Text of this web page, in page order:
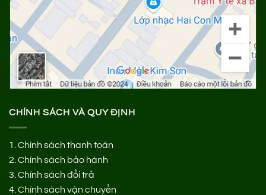
CHÍNH SÁCH VÀ QUY ĐỊNH
1. Chính sách thanh toán
2. Chính sách bảo hành
3. Chính sách đổi trả
4. Chính sách vận chuyển